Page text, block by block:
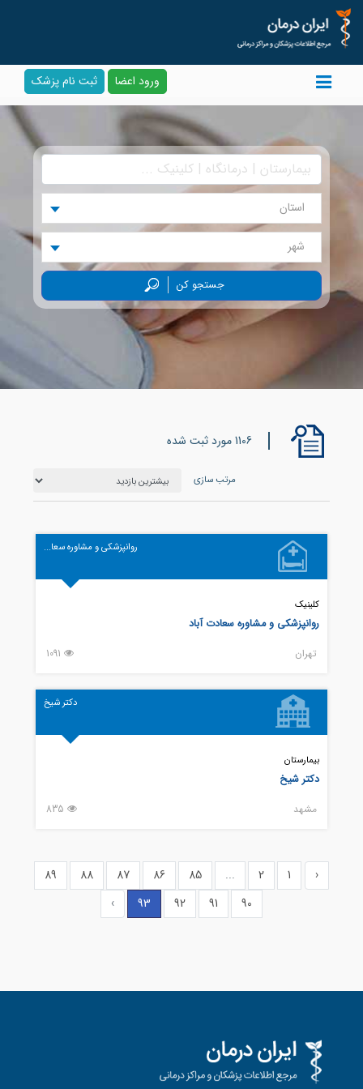
ورود اعضا ثبت نام پزشک
استان
شهر
جستجو کن
1106 مورد ثبت شده
مرتب سازی
روانپزشکی و مشاوره سعا...
کلینیک
روانپزشکی و مشاوره سعادت آباد
تهران 1091
دکتر شیخ
بیمارستان
دکتر شیخ
مشهد 835
‹
1
2
...
85
86
87
88
89
90
91
92
93
›